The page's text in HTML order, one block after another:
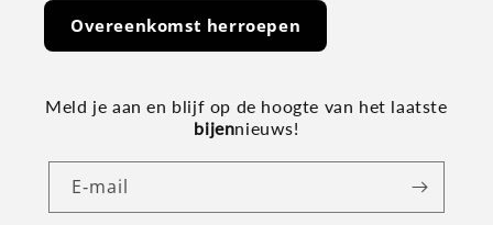
Overeenkomst herroepen
Meld je aan en blijf op de hoogte van het laatste
bijennieuws!
E‑mail